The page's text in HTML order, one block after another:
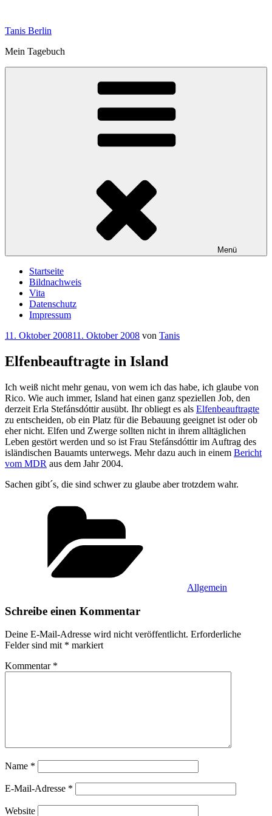
springen
Tanis Berlin
Mein Tagebuch
Menü
Startseite
Bildnachweis
Vita
Datenschutz
Impressum
Veröffentlicht
11. Oktober 200811. Oktober 2008 von Tanis
Elfenbeauftragte in Island
Ich weiß nicht mehr genau, von wem ich das habe, ich glaube von
Rico. Wie auch immer, Island hat einen ganz speziellen Job, den
derzeit Erla Stefánsdóttir ausübt. Ihr obliegt es als Elfenbeauftragte
zu entscheiden, ob ein Platz für die Bebauung geeignet ist oder ob
eher nicht. Elfen und Zwerge sollten nicht in ihrem alltäglichen
Leben gestört werden und so ist Frau Stefánsdóttir im Auftrag des
isländischen Bauamts unterwegs. Mehr dazu auch in einem Bericht
vom MDR aus dem Jahr 2004.
Sachen gibt´s, die sind schwer zu glaube aber trotzdem wahr.
Allgemein
Schreibe einen Kommentar
Deine E-Mail-Adresse wird nicht veröffentlicht. Erforderliche
Felder sind mit * markiert
Kommentar *
Name *
E-Mail-Adresse *
Website